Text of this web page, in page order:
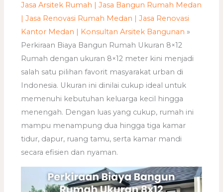
Jasa Arsitek Rumah | Jasa Bangun Rumah Medan
| Jasa Renovasi Rumah Medan | Jasa Renovasi
Kantor Medan | Konsultan Arsitek Bangunan »
Perkiraan Biaya Bangun Rumah Ukuran 8×12
Rumah dengan ukuran 8×12 meter kini menjadi
salah satu pilihan favorit masyarakat urban di
Indonesia. Ukuran ini dinilai cukup ideal untuk
memenuhi kebutuhan keluarga kecil hingga
menengah. Dengan luas yang cukup, rumah ini
mampu menampung dua hingga tiga kamar
tidur, dapur, ruang tamu, serta kamar mandi
secara efisien dan nyaman.